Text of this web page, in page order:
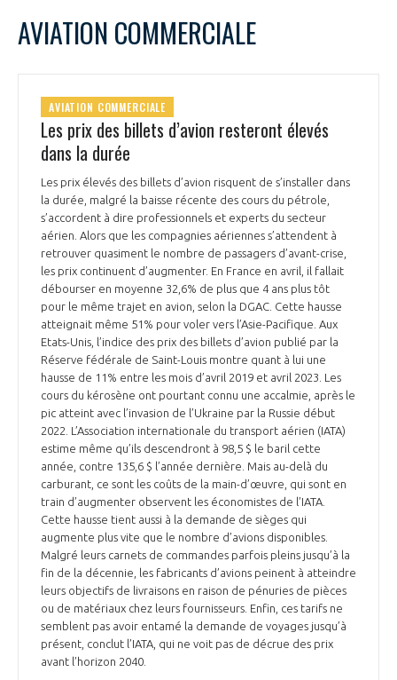
AVIATION COMMERCIALE
AVIATION COMMERCIALE
Les prix des billets d’avion resteront élevés
dans la durée
Les prix élevés des billets d’avion risquent de s’installer dans
la durée, malgré la baisse récente des cours du pétrole,
s’accordent à dire professionnels et experts du secteur
aérien. Alors que les compagnies aériennes s’attendent à
retrouver quasiment le nombre de passagers d’avant-crise,
les prix continuent d’augmenter. En France en avril, il fallait
débourser en moyenne 32,6% de plus que 4 ans plus tôt
pour le même trajet en avion, selon la DGAC. Cette hausse
atteignait même 51% pour voler vers l’Asie-Pacifique. Aux
Etats-Unis, l’indice des prix des billets d’avion publié par la
Réserve fédérale de Saint-Louis montre quant à lui une
hausse de 11% entre les mois d’avril 2019 et avril 2023. Les
cours du kérosène ont pourtant connu une accalmie, après le
pic atteint avec l’invasion de l’Ukraine par la Russie début
2022. L’Association internationale du transport aérien (IATA)
estime même qu’ils descendront à 98,5 $ le baril cette
année, contre 135,6 $ l’année dernière. Mais au-delà du
carburant, ce sont les coûts de la main-d’œuvre, qui sont en
train d’augmenter observent les économistes de l’IATA.
Cette hausse tient aussi à la demande de sièges qui
augmente plus vite que le nombre d’avions disponibles.
Malgré leurs carnets de commandes parfois pleins jusqu’à la
fin de la décennie, les fabricants d’avions peinent à atteindre
leurs objectifs de livraisons en raison de pénuries de pièces
ou de matériaux chez leurs fournisseurs. Enfin, ces tarifs ne
semblent pas avoir entamé la demande de voyages jusqu’à
présent, conclut l’IATA, qui ne voit pas de décrue des prix
avant l’horizon 2040.